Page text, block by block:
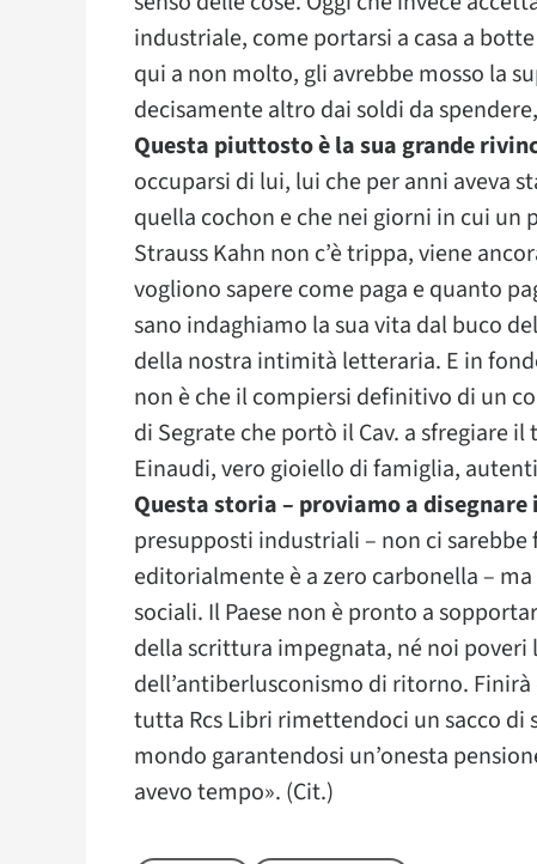
industriale, come portarsi a casa a
qui a non molto, gli avrebbe mosso la
decisamente altro dai soldi da
Questa piuttosto è la sua grande
occuparsi di lui, lui che per anni aveva
quella cochon e che nei giorni in cui
Strauss Kahn non c’è trippa, viene
vogliono sapere come paga e quanto
sano indaghiamo la sua vita dal buco
della nostra intimità letteraria. E in
non è che il compiersi definitivo di un
di Segrate che portò il Cav. a sfregiare
Einaudi, vero gioiello di famiglia,
Questa storia – proviamo a
presupposti industriali – non ci
editorialmente è a zero carbonella –
sociali. Il Paese non è pronto a
della scrittura impegnata, né noi
dell’antiberlusconismo di ritorno.
tutta Rcs Libri rimettendoci un sacco
mondo garantendosi un’onesta
avevo tempo». (Cit.)